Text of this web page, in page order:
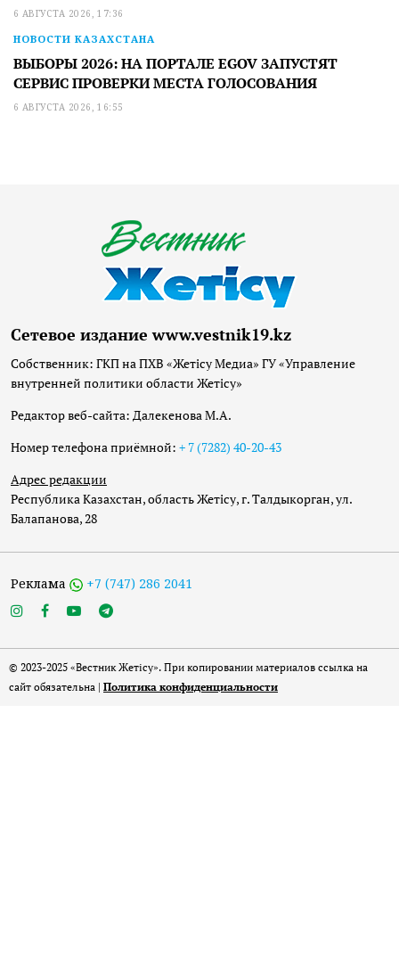
6 АВГУСТА 2026, 17:36
НОВОСТИ КАЗАХСТАНА
ВЫБОРЫ 2026: НА ПОРТАЛЕ EGOV ЗАПУСТЯТ
СЕРВИС ПРОВЕРКИ МЕСТА ГОЛОСОВАНИЯ
6 АВГУСТА 2026, 16:55
Сетевое издание www.vestnik19.kz
Собственник: ГКП на ПХВ «Жетісу Медиа» ГУ «Управление
внутренней политики области Жетісу»
Редактор веб-сайта: Далекенова М.А.
Номер телефона приёмной: + 7 (7282) 40-20-43
Адрес редакции
Республика Казахстан, область Жетісу, г. Талдыкорган, ул.
Балапанова, 28
Реклама +7 (747) 286 2041
© 2023-2025 «Вестник Жетісу». При копировании материалов ссылка на
сайт обязательна | Политика конфиденциальности